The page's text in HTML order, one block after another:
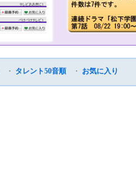
・ タレント50音順 ・ お気に入り